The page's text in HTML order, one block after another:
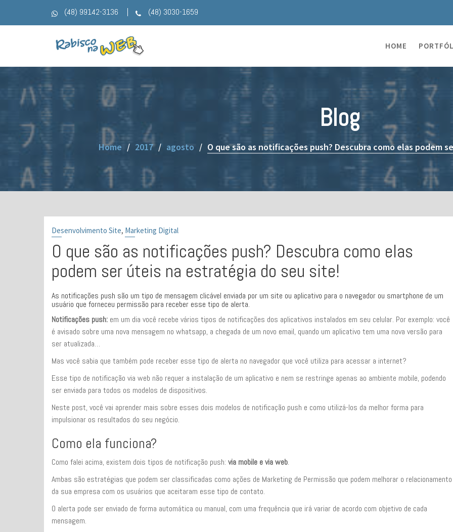
(48) 99142-3136 (48) 3030-1659
HOME
Blog
Home 2017 agosto O que são as notificações push? Descubra como elas podem
Desenvolvimento Site, Marketing Digital
O que são as notificações push? Descubra como elas
podem ser úteis na estratégia do seu site!
As notificações push são um tipo de mensagem clicável enviada por um site ou aplicativo para o navegador ou smartphone de um
usuário que forneceu permissão para receber esse tipo de alerta.
Notificações push: em um dia você recebe vários tipos de notificações dos aplicativos instalados em seu celular. Por exemplo: você
é avisado sobre uma nova mensagem no whatsapp, a chegada de um novo email, quando um aplicativo tem uma nova versão para
ser atualizada…
Mas você sabia que também pode receber esse tipo de alerta no navegador que você utiliza para acessar a internet?
Esse tipo de notificação via web não requer a instalação de um aplicativo e nem se restringe apenas ao ambiente mobile, podendo
ser enviada para todos os modelos de dispositivos.
Neste post, você vai aprender mais sobre esses dois modelos de notificação push e como utilizá-los da melhor forma para
impulsionar os resultados do seu negócio.
Como ela funciona?
Como falei acima, existem dois tipos de notificação push: via mobile e via web.
Ambas são estratégias que podem ser classificadas como ações de Marketing de Permissão que podem melhorar o relacionamento
da sua empresa com os usuários que aceitaram esse tipo de contato.
O alerta pode ser enviado de forma automática ou manual, com uma frequência que irá variar de acordo com objetivo de cada
mensagem.